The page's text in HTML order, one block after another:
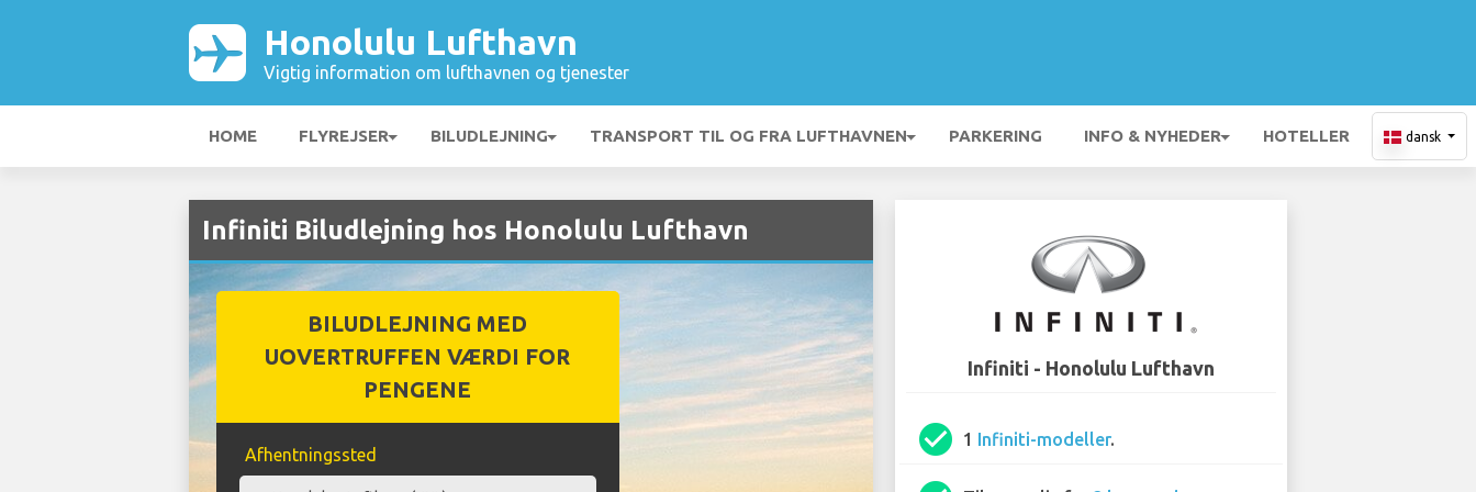
Honolulu Lufthavn
Vigtig information om lufthavnen og tjenester
HOME FLYREJSER BILUDLEJNING TRANSPORT TIL OG FRA LUFTHAVNEN PARKERING INFO & NYHEDER HOTELLER dansk
Infiniti Biludlejning hos Honolulu Lufthavn
BILUDLEJNING MED
UOVERTRUFFEN VÆRDI FOR
PENGENE
Afhentningssted
Infiniti - Honolulu Lufthavn
check_circle 1 Infiniti-modeller.